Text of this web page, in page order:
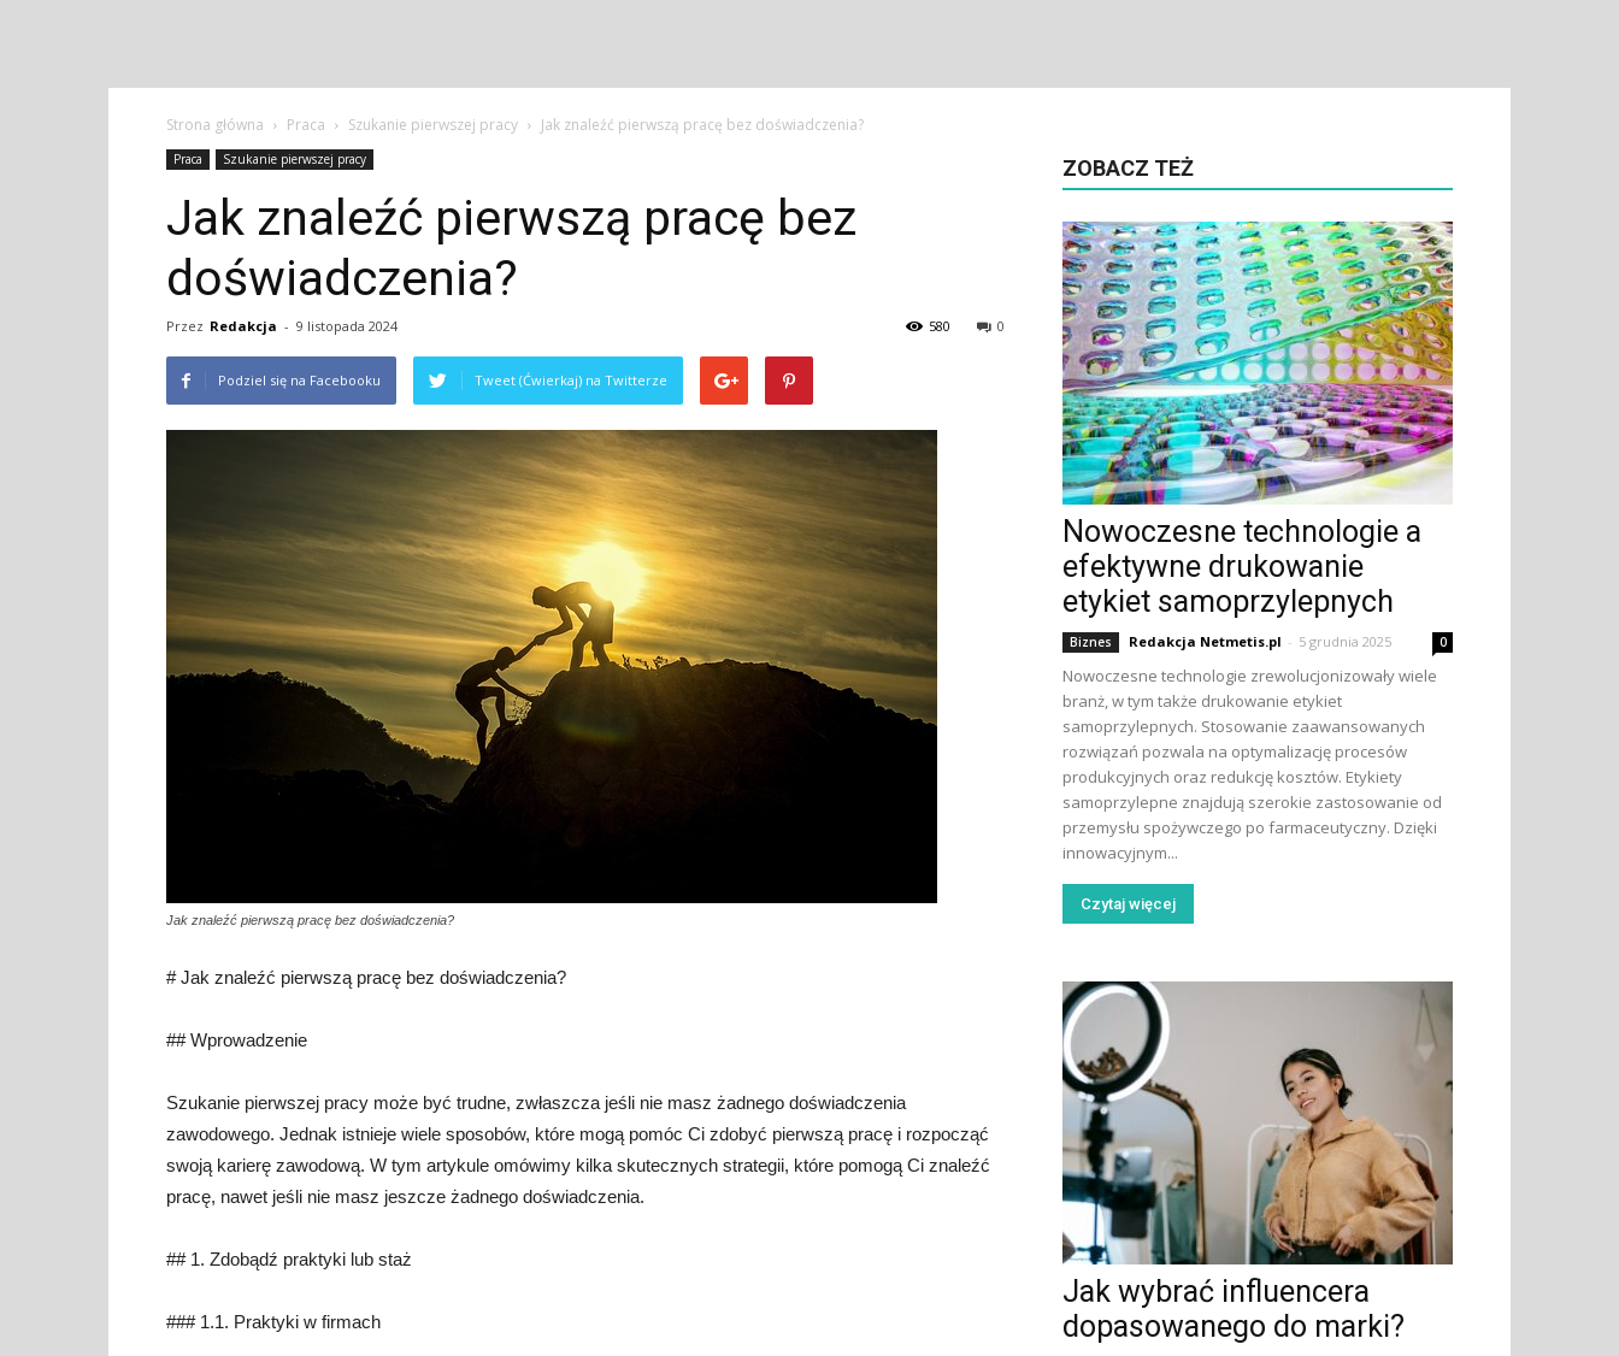
Strona główna Praca Szukanie pierwszej pracy Jak znaleźć pierwszą pracę bez doświadczenia?
Praca Szukanie pierwszej pracy
Jak znaleźć pierwszą pracę bez
doświadczenia?
Przez Redakcja - 9 listopada 2024 0
580
Podziel się na Facebooku Tweet (Ćwierkaj) na Twitterze
Jak znaleźć pierwszą pracę bez doświadczenia?
# Jak znaleźć pierwszą pracę bez doświadczenia?
## Wprowadzenie
Szukanie pierwszej pracy może być trudne, zwłaszcza jeśli nie masz żadnego doświadczenia
zawodowego. Jednak istnieje wiele sposobów, które mogą pomóc Ci zdobyć pierwszą pracę i rozpocząć
swoją karierę zawodową. W tym artykule omówimy kilka skutecznych strategii, które pomogą Ci znaleźć
pracę, nawet jeśli nie masz jeszcze żadnego doświadczenia.
## 1. Zdobądź praktyki lub staż
### 1.1. Praktyki w firmach
ZOBACZ TEŻ
Nowoczesne technologie a
efektywne drukowanie
etykiet samoprzylepnych
Biznes Redakcja Netmetis.pl - 5 grudnia 2025 0
Nowoczesne technologie zrewolucjonizowały wiele
branż, w tym także drukowanie etykiet
samoprzylepnych. Stosowanie zaawansowanych
rozwiązań pozwala na optymalizację procesów
produkcyjnych oraz redukcję kosztów. Etykiety
samoprzylepne znajdują szerokie zastosowanie od
przemysłu spożywczego po farmaceutyczny. Dzięki
innowacyjnym...
Czytaj więcej
Jak wybrać influencera
dopasowanego do marki?